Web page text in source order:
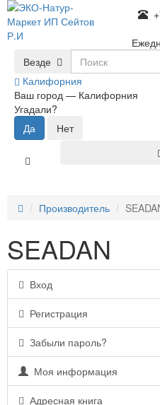
Везде
Калифорния
Ваш город — Калифорния
Угадали?
Производитель
SEADAN
Вход
Регистрация
Забыли пароль?
Моя информация
Адресная книга